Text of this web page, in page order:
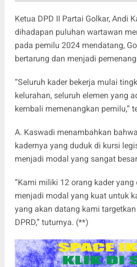
Ketua DPD II Partai Golkar, Andi
dihadapan puluhan wartawan
pada pemilu 2024 mendatang,
bertarung dan menjadi
“Seluruh kader bekerja mulai
kelurahan, seluruh elemen yang
kembali memenangkan pemilu,”
A. Kaswadi menambahkan
kadernya yang duduk di kursi
menjadi modal yang sangat
“Kami miliki 12 orang kader yang
menjadi modal yang kuat untuk
yang akan datang kami
DPRD,” tuturnya. (**)